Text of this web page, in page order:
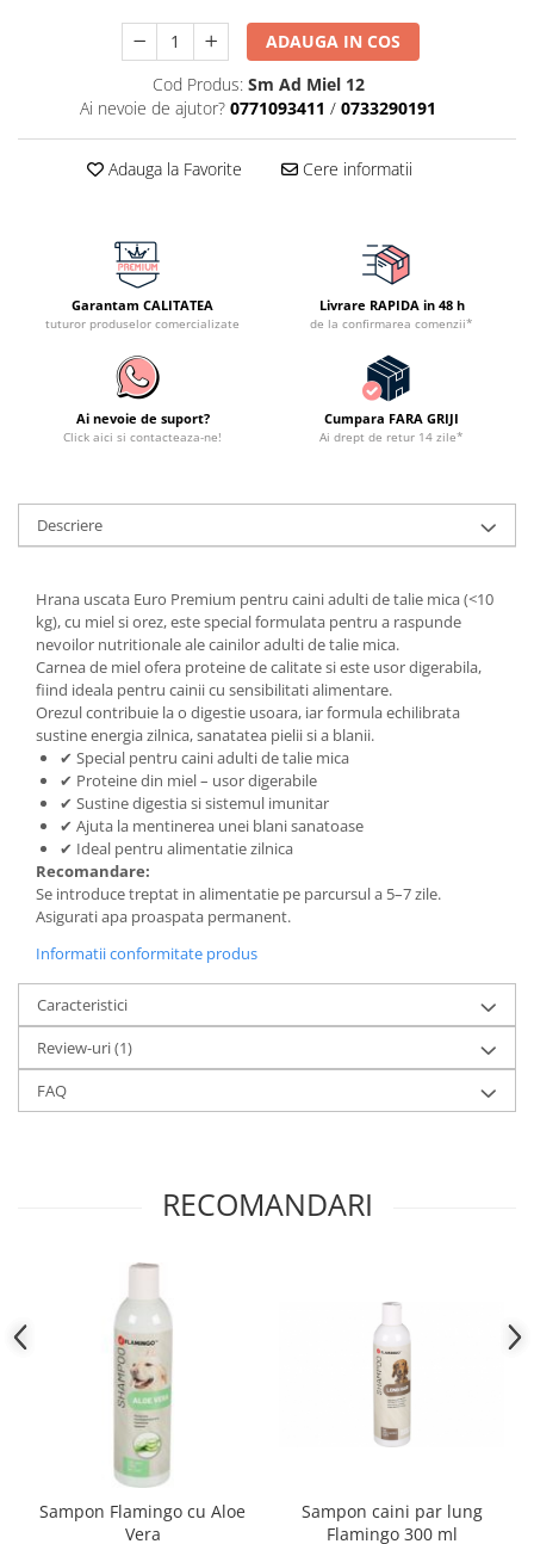
ADAUGA IN COS
Cod Produs: Sm Ad Miel 12
Ai nevoie de ajutor? 0771093411 / 0733290191
Adauga la Favorite Cere informatii
Garantam CALITATEA
tuturor produselor comercializate
Livrare RAPIDA in 48 h
de la confirmarea comenzii*
Ai nevoie de suport?
Click aici si contacteaza-ne!
Cumpara FARA GRIJI
Ai drept de retur 14 zile*
Descriere
Hrana uscata Euro Premium pentru caini adulti de talie mica (<10
kg), cu miel si orez, este special formulata pentru a raspunde
nevoilor nutritionale ale cainilor adulti de talie mica.
Carnea de miel ofera proteine de calitate si este usor digerabila,
fiind ideala pentru cainii cu sensibilitati alimentare.
Orezul contribuie la o digestie usoara, iar formula echilibrata
sustine energia zilnica, sanatatea pielii si a blanii.
✔ Special pentru caini adulti de talie mica
✔ Proteine din miel – usor digerabile
✔ Sustine digestia si sistemul imunitar
✔ Ajuta la mentinerea unei blani sanatoase
✔ Ideal pentru alimentatie zilnica
Recomandare:
Se introduce treptat in alimentatie pe parcursul a 5–7 zile.
Asigurati apa proaspata permanent.
Informatii conformitate produs
Caracteristici
Review-uri(1)
FAQ
RECOMANDARI
Sampon Flamingo cu Aloe
Vera
Sampon caini par lung
Flamingo 300 ml